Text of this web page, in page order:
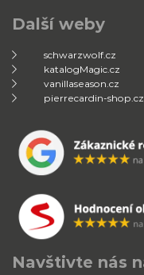
Další weby
schwarzwolf.cz
katalogMagic.cz
vanillaseason.cz
pierrecardin-shop.cz
Navštivte nás